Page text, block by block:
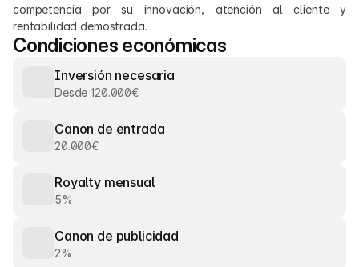
competencia por su innovación, atención al cliente y
rentabilidad demostrada.
Condiciones económicas
Inversión necesaria
Desde 120.000€
Canon de entrada
20.000€
Royalty mensual
5%
Canon de publicidad
2%